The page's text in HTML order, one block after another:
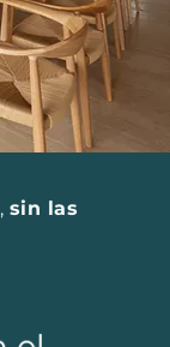
, sin las